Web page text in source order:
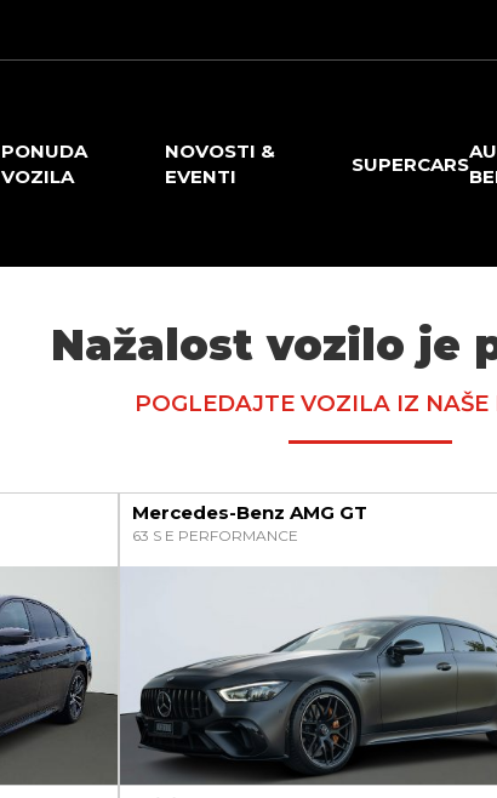
PONUDA
VOZILA
NOVOSTI &
EVENTI
SUPERCARS
Nažalost vozilo je
POGLEDAJTE VOZILA IZ
Mercedes-Benz AMG GT
63 S E PERFORMANCE